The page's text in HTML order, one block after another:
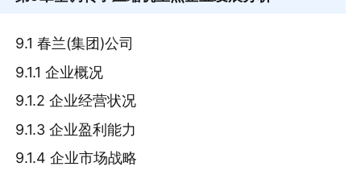
9.1 春兰(集团)公司
9.1.1 企业概况
9.1.2 企业经营状况
9.1.3 企业盈利能力
9.1.4 企业市场战略